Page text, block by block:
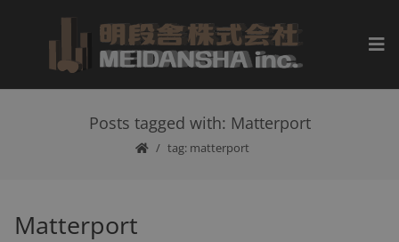
Posts tagged with: Matterport
tag: matterport
Matterport